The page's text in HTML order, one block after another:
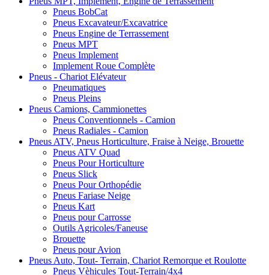
Pneus BobCat
Pneus Excavateur/Excavatrice
Pneus Engine de Terrassement
Pneus MPT
Pneus Implement
Implement Roue Complète
Pneus - Chariot Elévateur
Pneumatiques
Pneus Pleins
Pneus Camions, Cammionettes
Pneus Conventionnels - Camion
Pneus Radiales - Camion
Pneus ATV, Pneus Horticulture, Fraise à Neige, Brouette
Pneus ATV Quad
Pneus Pour Horticulture
Pneus Slick
Pneus Pour Orthopédie
Pneus Fariase Neige
Pneus Kart
Pneus pour Carrosse
Outils Agricoles/Faneuse
Brouette
Pneus pour Avion
Pneus Auto, Tout- Terrain, Chariot Remorque et Roulotte
Pneus Vèhicules Tout-Terrain/4x4